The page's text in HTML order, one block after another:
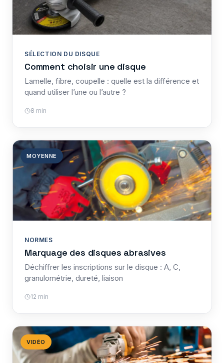
SÉLECTION DU DISQUE
Comment choisir une disque
Lamelle, fibre, coupelle : quelle est la différence et
quand utiliser l’une ou l’autre ?
8 min
MOYENNE
NORMES
Marquage des disques abrasives
Déchiffrer les inscriptions sur le disque : A, C,
granulométrie, dureté, liaison
12 min
VIDÉO